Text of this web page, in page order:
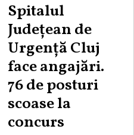
Spitalul
Județean de
Urgență Cluj
face angajări.
76 de posturi
scoase la
concurs